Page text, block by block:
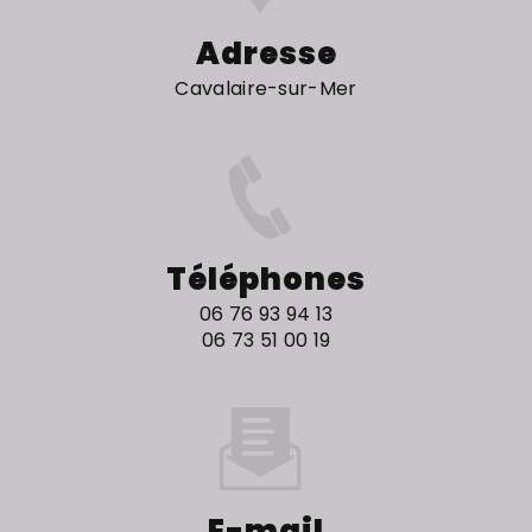
Adresse
Cavalaire-sur-Mer
Téléphones
06 76 93 94 13
06 73 51 00 19